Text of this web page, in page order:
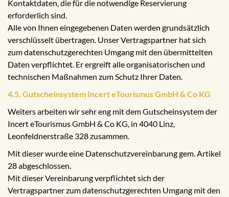
Kontaktdaten, die für die notwendige Reservierung
erforderlich sind.
Alle von Ihnen eingegebenen Daten werden grundsätzlich
verschlüsselt übertragen. Unser Vertragspartner hat sich
zum datenschutzgerechten Umgang mit den übermittelten
Daten verpflichtet. Er ergreift alle organisatorischen und
technischen Maßnahmen zum Schutz Ihrer Daten.
4.5. Gutscheinsystem Incert eTourismus GmbH & Co KG
Weiters arbeiten wir sehr eng mit dem Gutscheinsystem der
Incert eTourismus GmbH & Co KG, in 4040 Linz,
Leonfeldnerstraße 328 zusammen.
Mit dieser wurde eine Datenschutzvereinbarung gem. Artikel
28 abgeschlossen.
Mit dieser Vereinbarung verpflichtet sich der
Vertragspartner zum datenschutzgerechten Umgang mit den